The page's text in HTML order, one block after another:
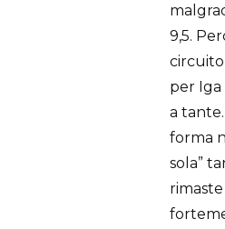
9,5.
per Iga
a
forma
sola”